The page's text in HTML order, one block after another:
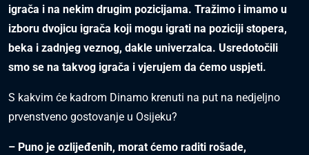
igrača i na nekim drugim pozicijama. Tražimo i imamo u
izboru dvojicu igrača koji mogu igrati na poziciji stopera,
beka i zadnjeg veznog, dakle univerzalca. Usredotočili
smo se na takvog igrača i vjerujem da ćemo uspjeti.
S kakvim će kadrom Dinamo krenuti na put na nedjeljno
prvenstveno gostovanje u Osijeku?
– Puno je ozlijeđenih, morat ćemo raditi rošade,